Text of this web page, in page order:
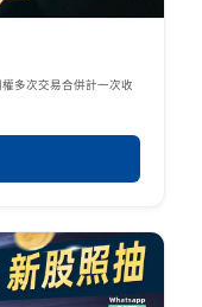
多次交易合併計一次收